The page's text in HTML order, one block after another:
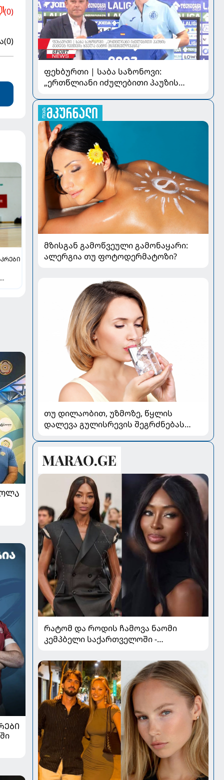
(0)
(0)
ფეხბურთი | საბა საზონოვი:
„ერთწლიანი იძულებითი პაუზის
მნიშვნელოვანია“
მზისგან გამოწვეული გამონაყარი:
ალერგია თუ ფოტოდერმატოზი?
თუ დილაობით, უზმოზე, წყლის
დალევა გულისრევის შეგრძნებას
რატომ და როდის ჩამოვა ნაომი
კემპბელი საქართველოში -
მოდის ისტორია შეცვალა